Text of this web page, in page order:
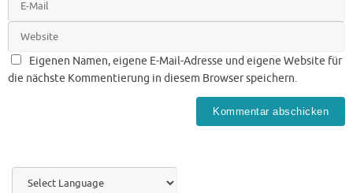
Eigenen Namen, eigene E-Mail-Adresse und eigene Website für
die nächste Kommentierung in diesem Browser speichern.